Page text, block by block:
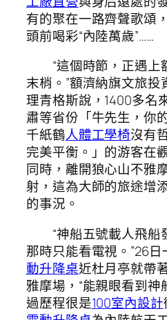
有的聚在一路齊聲歌頌
頭前喝彩“內陸萬歲”……
“這個時節，正遇上
末梢。”額濟納旗文旅
理青格斯說，1400多名
肅等省份「牛先生，你
千紙鶴人體工學椅沒有
完美平衡。」的游客在
同時，離開狼心山不雅
射，這為大師的旅途增
的事況。
“神船五號載人飛船
那時只能看電視。”26
動升降桌近杜月亭就帶
雅摩場，“能親眼看到
過歷程很是100室內設計